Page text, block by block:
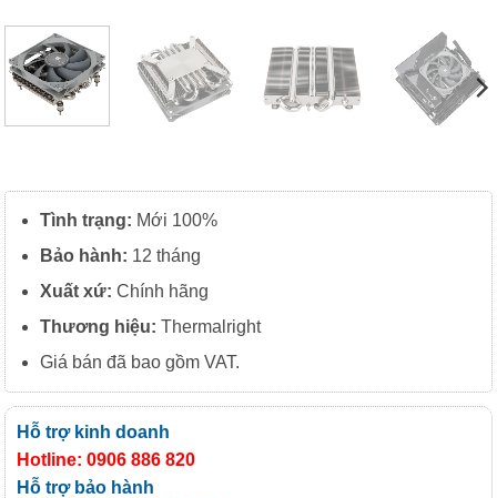
Tình trạng: Mới 100%
Bảo hành: 12 tháng
Xuất xứ: Chính hãng
Thương hiệu: Thermalright
Giá bán đã bao gồm VAT.
Hỗ trợ kinh doanh
Hotline: 0906 886 820
Hỗ trợ bảo hành